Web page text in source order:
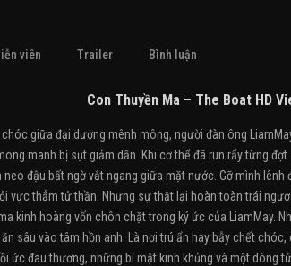
viên Trailer Bình luận
Con Thuyền Ma – The Boat HD
giữa đại dương mênh mông, người đàn ông
manh bị sụt giảm dần. Khi cơ thể đã run rẩy từng
đậu bất ngờ vắt ngang giữa mặt nước. Gỡ mình
vực thẳm tử thần. Nhưng sự thật lại hoàn toàn trái
kinh hoàng vốn chôn chặt trong ký ức của LiamMay.
sâu vào tâm hồn anh. Là nơi trú ẩn hay bẫy chết
ức đau thương, những bí mật kinh khủng và một dòng